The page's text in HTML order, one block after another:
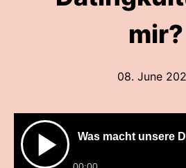
mir?
08. June
Was macht unsere